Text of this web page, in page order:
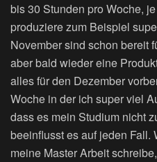
bis 30 Stunden pro Woche,
produziere zum Beispiel
November sind schon bereit
aber bald wieder eine
alles für den Dezember
Woche in der ich super viel
dass es mein Studium nicht
beeinflusst es auf jeden Fall.
meine Master Arbeit